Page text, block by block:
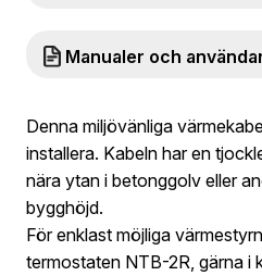
Manualer och
Denna miljövänliga
installera. Kabeln har en
nära ytan i betonggolv eller
bygghöjd.
För enklast möjliga
termostaten NTB-2R, gärna i